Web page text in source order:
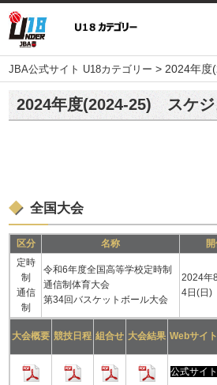
JBA公式サイト U18カテゴリー >2024年
2024年度(2024-25) スケジ
全国大会
区分 名称
定時
制
通信
制
令和6年度全国高等学校定時制
通信制体育大会
第34回バスケットボール大会
2024年
4日(日)
大会概要 競技日程 組合せ 大会結果 Webサイト
公式サイト